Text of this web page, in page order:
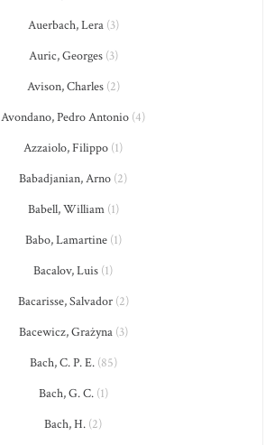
Auerbach, Lera(3)
Auric, Georges(3)
Avison, Charles(2)
Avondano, Pedro Antonio (4)
Azzaiolo, Filippo (1)
Babadjanian, Arno (2)
Babell, William(1)
Babo, Lamartine(1)
Bacalov, Luis (1)
Bacarisse, Salvador(2)
Bacewicz, Grażyna(3)
Bach, C. P. E.(85)
Bach, G. C.(1)
Bach, H. (2)